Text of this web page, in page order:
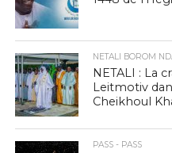
NETALI BOROM
NETALI : La
Leitmotiv
Cheikhoul
PASS - PASS